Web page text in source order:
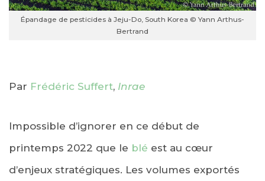
Épandage de pesticides à Jeju-Do, South Korea © Yann Arthus-
Bertrand
Par Frédéric Suffert, Inrae
Impossible d’ignorer en ce début de
printemps 2022 que le blé est au cœur
d’enjeux stratégiques. Les volumes exportés